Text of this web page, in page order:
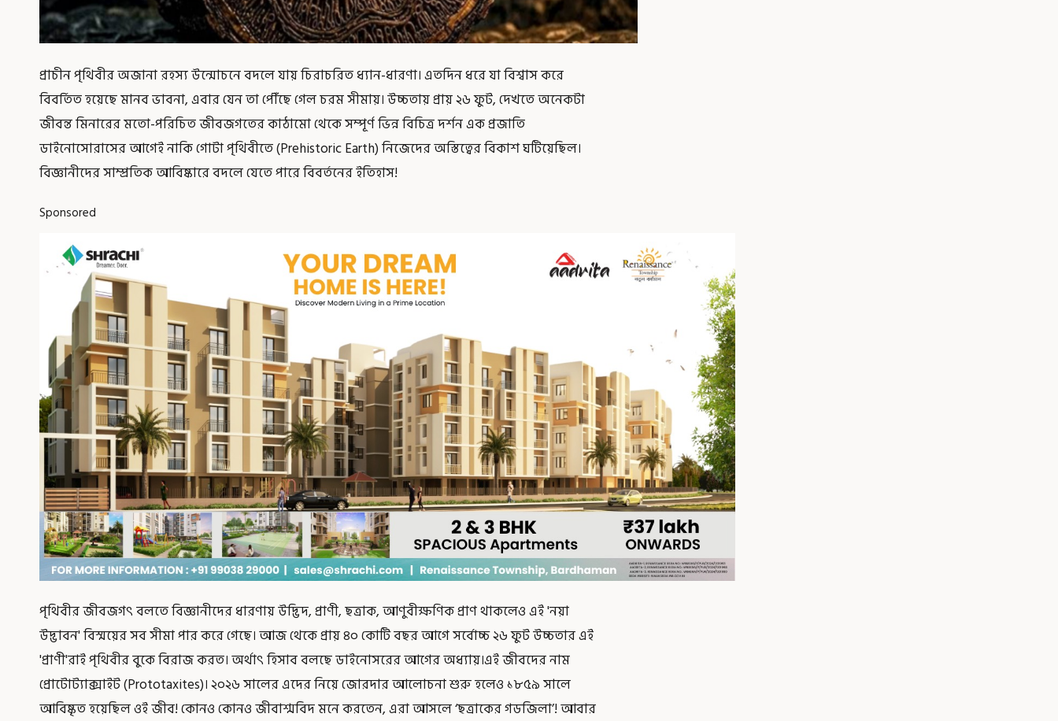
প্রাচীন পৃথিবীর অজানা রহস্য উন্মোচনে বদলে যায় চিরাচরিত ধ্যান-ধারণা। এতদিন ধরে যা বিশ্বাস করে
বিবর্তিত হয়েছে মানব ভাবনা, এবার যেন তা পৌঁছে গেল চরম সীমায়। উচ্চতায় প্রায় ২৬ ফুট, দেখতে অনেকটা
জীবন্ত মিনারের মতো-পরিচিত জীবজগতের কাঠামো থেকে সম্পূর্ণ ভিন্ন বিচিত্র দর্শন এক প্রজাতি
ডাইনোসোরাসের আগেই নাকি গোটা পৃথিবীতে (Prehistoric Earth) নিজেদের অস্তিত্বের বিকাশ ঘটিয়েছিল।
বিজ্ঞানীদের সাম্প্রতিক আবিষ্কারে বদলে যেতে পারে বিবর্তনের ইতিহাস!
Sponsored
পৃথিবীর জীবজগৎ বলতে বিজ্ঞানীদের ধারণায় উদ্ভিদ, প্রাণী, ছত্রাক, আণুবীক্ষণিক প্রাণ থাকলেও এই 'নয়া
উদ্ভাবন' বিস্ময়ের সব সীমা পার করে গেছে। আজ থেকে প্রায় ৪০ কোটি বছর আগে সর্বোচ্চ ২৬ ফুট উচ্চতার এই
'প্রাণী'রাই পৃথিবীর বুকে বিরাজ করত। অর্থাৎ হিসাব বলছে ডাইনোসরের আগের অধ্যায়।এই জীবদের নাম
প্রোটোট্যাক্সাইট (Prototaxites)। ২০২৬ সালের এদের নিয়ে জোরদার আলোচনা শুরু হলেও ১৮৫৯ সালে
আবিষ্কৃত হয়েছিল ওই জীব! কোনও কোনও জীবাশ্মবিদ মনে করতেন, এরা আসলে ‘ছত্রাকের গডজিলা’! আবার